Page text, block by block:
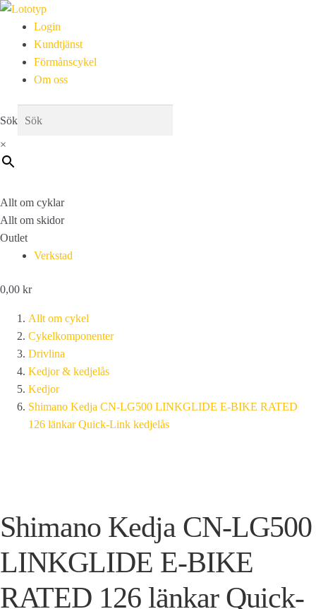
Login
Kundtjänst
Förmånscykel
Om oss
Sök
×
Allt om cyklar
Allt om skidor
Outlet
Verkstad
0,00 kr
Allt om cykel
Cykelkomponenter
Drivlina
Kedjor & kedjelås
Kedjor
Shimano Kedja CN-LG500 LINKGLIDE E-BIKE RATED
126 länkar Quick-Link kedjelås
Shimano Kedja CN-LG500
LINKGLIDE E-BIKE
RATED 126 länkar Quick-